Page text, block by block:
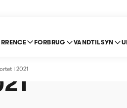
FORBRUG VANDTILSYN
i 2021